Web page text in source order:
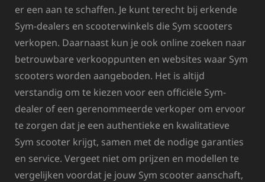
er een aan te schaffen. Je kunt terecht bij erkende
Sym-dealers en scooterwinkels die Sym scooters
verkopen. Daarnaast kun je ook online zoeken naar
betrouwbare verkooppunten en websites waar Sym
scooters worden aangeboden. Het is altijd
verstandig om te kiezen voor een officiële Sym-
dealer of een gerenommeerde verkoper om ervoor
te zorgen dat je een authentieke en kwalitatieve
Sym scooter krijgt, samen met de nodige garanties
en service. Vergeet niet om prijzen en modellen te
vergelijken voordat je jouw Sym scooter aanschaft,